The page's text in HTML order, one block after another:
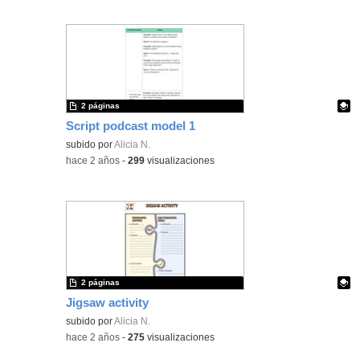
Script podcast model 1
Contenido educativo.
subido porAlicia N.
2 páginas
-hace 2 años -299 visualizaciones
Jigsaw activity
Contenido educativo.
subido porAlicia N.
2 páginas
-hace 2 años -275 visualizaciones